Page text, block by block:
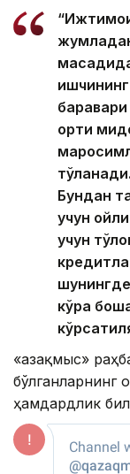
ишчининг
ортиқ
тўланади.
Бундан
учун
учун
кўра
«Қазақмыс»
бўлганларнинг
ҳамдардлик